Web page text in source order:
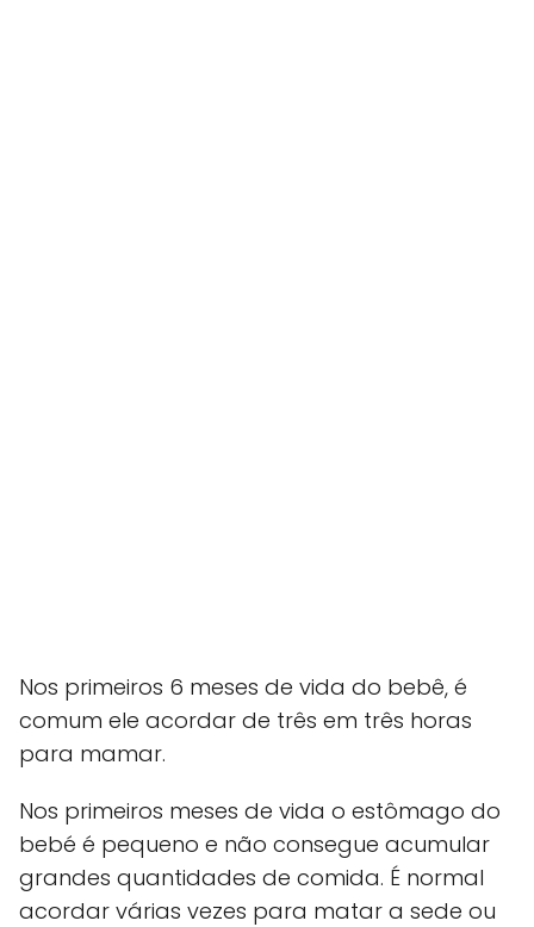
Nos primeiros 6 meses de vida do bebê, é
comum ele acordar de três em três horas
para mamar.
Nos primeiros meses de vida o estômago do
bebé é pequeno e não consegue acumular
grandes quantidades de comida. É normal
acordar várias vezes para matar a sede ou